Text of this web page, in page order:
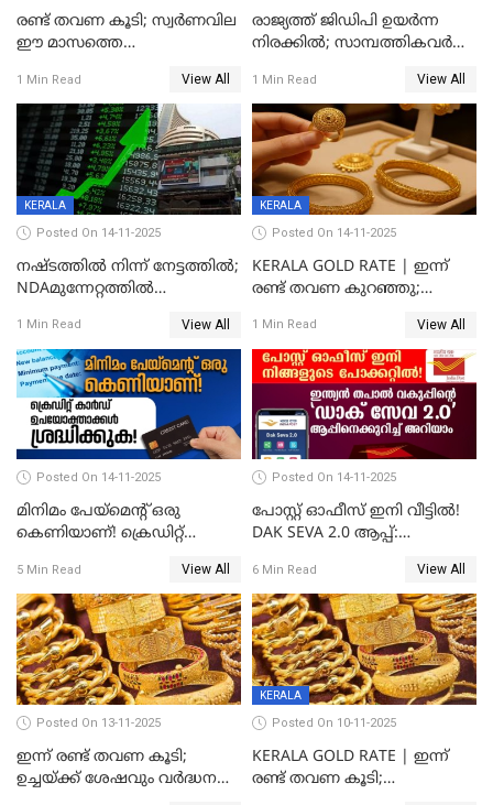
രണ്ട് തവണ കൂടി; സ്വർണവില
ഈ മാസത്തെ
1 Min Read View All
രാജ്യത്ത് ജിഡിപി ഉയര്‍ന്ന
നിരക്കില്‍; സാമ്പത്തികവർഷം
ശതമാനമായി; പ്രചോദനം
നൽകുന്നുവെന്ന് മോദി
1 Min Read View All
KERALA
Posted On 14-11-2025
നഷ്ടത്തിൽ നിന്ന് നേട്ടത്തിൽ;
NDAമുന്നേറ്റത്തിൽ
1 Min Read View All
KERALA
Posted On 14-11-2025
KERALA GOLD RATE | ഇന്ന്
രണ്ട് തവണ കുറഞ്ഞു;
1 Min Read View All
Posted On 14-11-2025
മിനിമം പേയ്മെന്റ് ഒരു
കെണിയാണ്! ക്രെഡിറ്റ്
ശ്രദ്ധിക്കുക!
5 Min Read View All
Posted On 14-11-2025
പോസ്റ്റ് ഓഫീസ് ഇനി വീട്ടിൽ!
DAK SEVA 2.0 ആപ്പ്:
എന്തൊക്കെയാണെന്ന്
നോക്കാം
6 Min Read View All
Posted On 13-11-2025
ഇന്ന് രണ്ട് തവണ കൂടി;
ഉച്ചയ്ക്ക് ശേഷവും വർദ്ധനവ്;
KERALA
Posted On 10-11-2025
KERALA GOLD RATE | ഇന്ന്
രണ്ട് തവണ കൂടി;